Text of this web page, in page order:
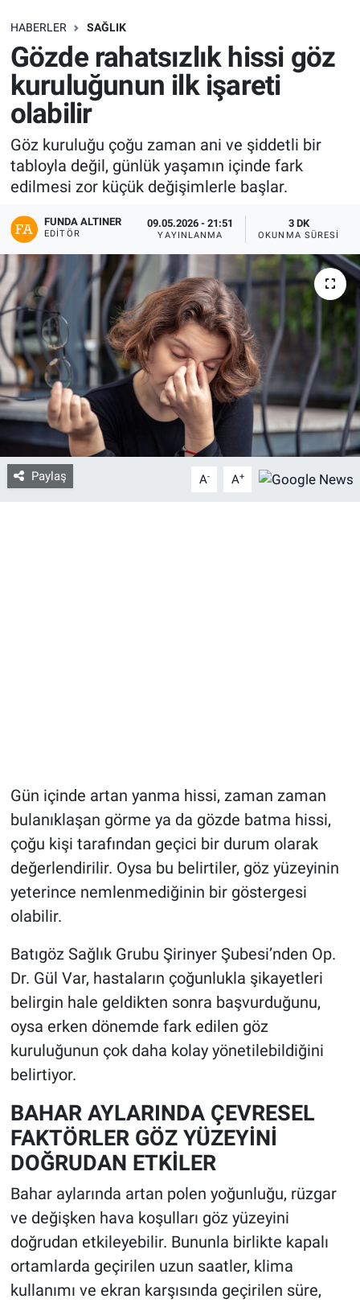
HABERLER SAĞLIK
Gözde rahatsızlık hissi göz
kuruluğunun ilk işareti
olabilir
Göz kuruluğu çoğu zaman ani ve şiddetli bir
tabloyla değil, günlük yaşamın içinde fark
edilmesi zor küçük değişimlerle başlar.
FUNDA ALTINER
EDITÖR
09.05.2026 - 21:51
YAYINLANMA
3 DK
OKUNMA SÜRESI
Paylaş A- A+
Gün içinde artan yanma hissi, zaman zaman
bulanıklaşan görme ya da gözde batma hissi,
çoğu kişi tarafından geçici bir durum olarak
değerlendirilir. Oysa bu belirtiler, göz yüzeyinin
yeterince nemlenmediğinin bir göstergesi
olabilir.
Batıgöz Sağlık Grubu Şirinyer Şubesi’nden Op.
Dr. Gül Var, hastaların çoğunlukla şikayetleri
belirgin hale geldikten sonra başvurduğunu,
oysa erken dönemde fark edilen göz
kuruluğunun çok daha kolay yönetilebildiğini
belirtiyor.
BAHAR AYLARINDA ÇEVRESEL
FAKTÖRLER GÖZ YÜZEYİNİ
DOĞRUDAN ETKİLER
Bahar aylarında artan polen yoğunluğu, rüzgar
ve değişken hava koşulları göz yüzeyini
doğrudan etkileyebilir. Bununla birlikte kapalı
ortamlarda geçirilen uzun saatler, klima
kullanımı ve ekran karşısında geçirilen süre,
SAĞLIK
EKONOMİ
EĞİTİM
ÖZEL HABER
Keşfet
ASTROLOJİ
MANŞET
RESMİ İLANLAR
İLAN
Bize ulaşın
İletişim/Künye
Yaşam